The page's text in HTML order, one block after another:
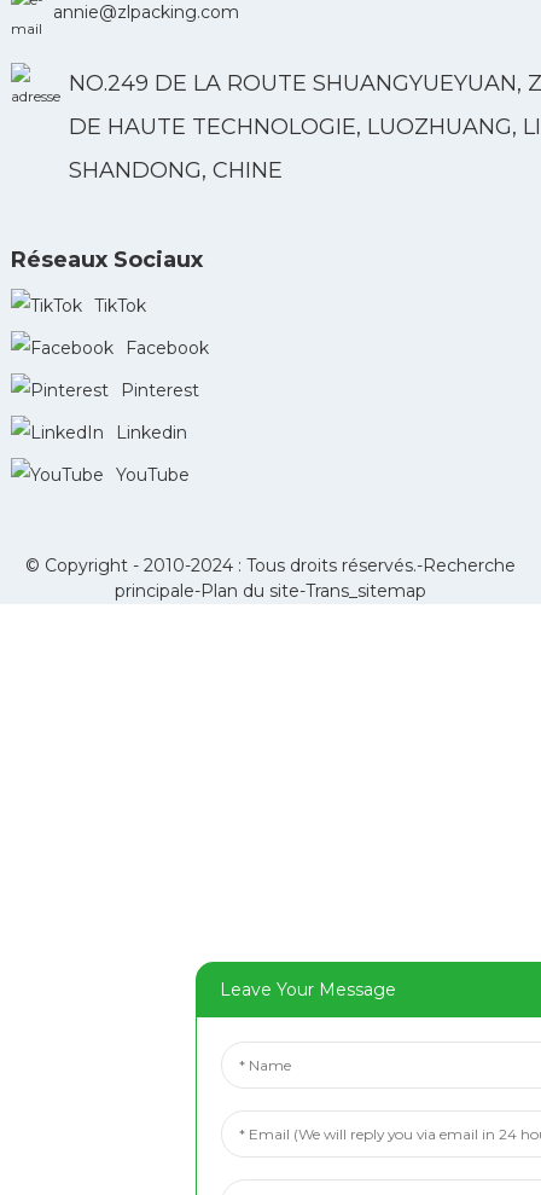
annie@zlpacking.com
NO.249 DE LA ROUTE SHUANGYUEYUAN,
DE HAUTE TECHNOLOGIE, LUOZHUANG,
SHANDONG, CHINE
Réseaux Sociaux
TikTok
Facebook
Pinterest
Linkedin
YouTube
© Copyright - 2010-2024 : Tous droits réservés.-Recherche
principale-Plan du site-Trans_sitemap
Leave Your Message